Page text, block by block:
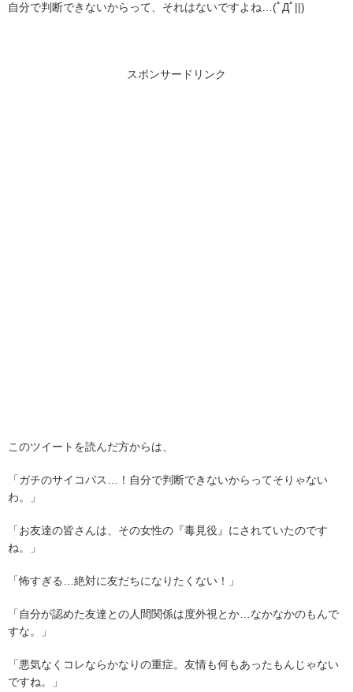
自分で判断できないからって、それはないですよね…(ﾟДﾟ||)
スポンサードリンク
このツイートを読んだ方からは、
「ガチのサイコパス…！自分で判断できないからってそりゃない
わ。」
「お友達の皆さんは、その女性の『毒見役』にされていたのです
ね。」
「怖すぎる…絶対に友だちになりたくない！」
「自分が認めた友達との人間関係は度外視とか…なかなかのもんで
すな。」
「悪気なくコレならかなりの重症。友情も何もあったもんじゃない
ですね。」